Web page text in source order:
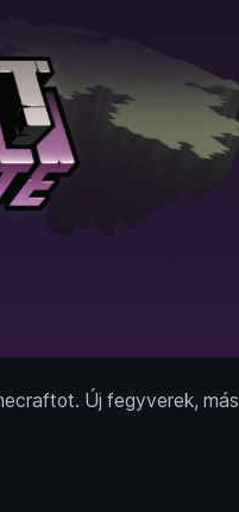
Új fegyverek, más